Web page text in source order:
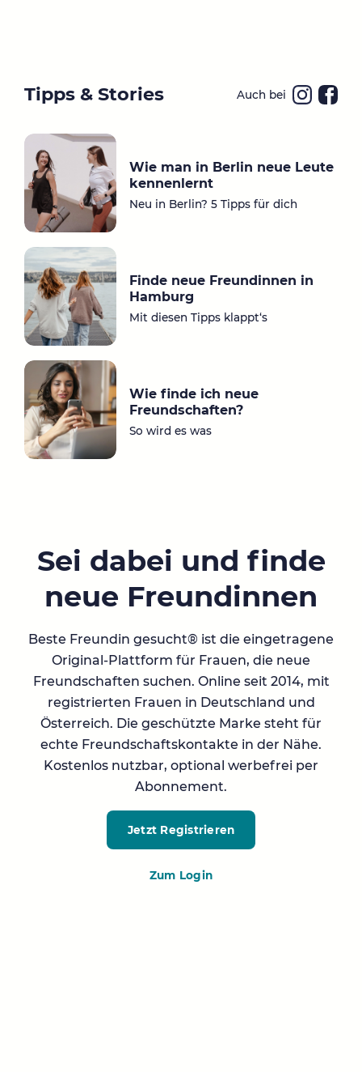
Tipps & Stories Auch bei
a
ok
Wie man in Berlin neue Leute
kennenlernt
Neu in Berlin? 5 Tipps für dich
Finde neue Freundinnen in
Hamburg
Mit diesen Tipps klappt‘s
Wie finde ich neue
Freundschaften?
So wird es was
Sei dabei und finde
neue Freundinnen
Beste Freundin gesucht® ist die eingetragene
Original-Plattform für Frauen, die neue
Freundschaften suchen. Online seit 2014, mit
registrierten Frauen in Deutschland und
Österreich. Die geschützte Marke steht für
echte Freundschaftskontakte in der Nähe.
Kostenlos nutzbar, optional werbefrei per
Abonnement.
Jetzt Registrieren
Zum Login